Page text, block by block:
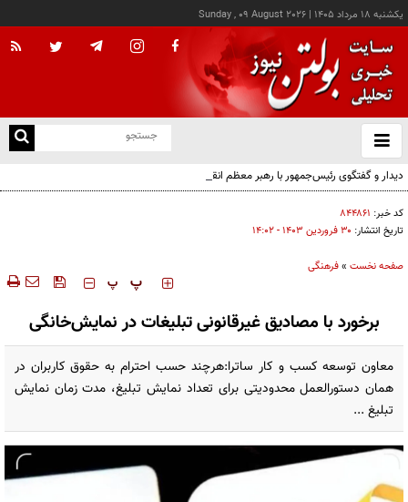
يکشنبه ۱۸ مرداد ۱۴۰۵ |
Sunday , 09 August 2026
باز
و
دیدار و گفتگوی رئیس‌جمهور با رهبر معظم انقلاب درباره مسائل اقتصادی و نظامی کشور
کد خبر: ۸۴۴۸۶۱
تاریخ انتشار: ۳۰ فروردين ۱۴۰۳ - ۱۴:۰۲
صفحه نخست »فرهنگی
‍‍‍ پ پ
برخورد با مصادیق غیرقانونی تبلیغات در نمایش‌خانگی
معاون توسعه کسب و کار ساترا:هرچند حسب احترام به حقوق کاربران در
همان دستورالعمل محدودیتی برای تعداد نمایش تبلیغ، مدت زمان نمایش
تبلیغ ...